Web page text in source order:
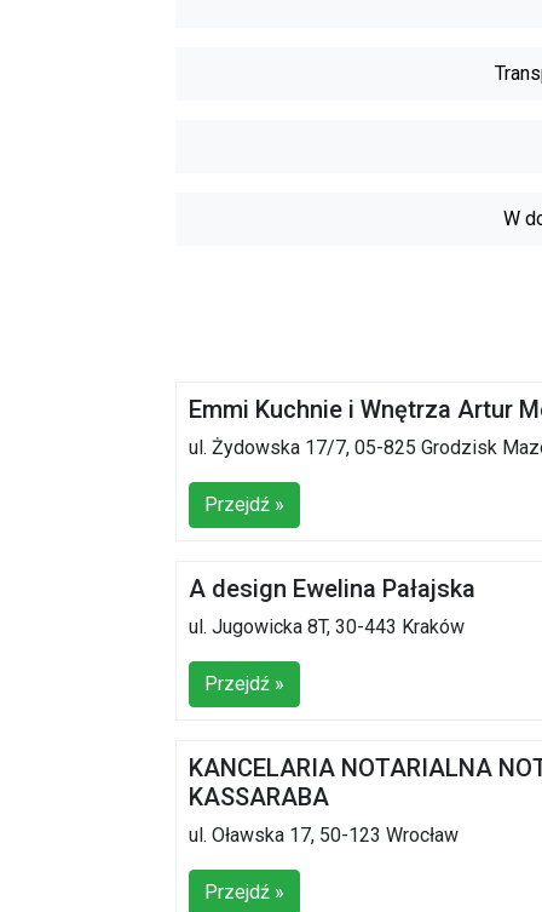
W
Emmi Kuchnie i Wnętrza Artur
ul. Żydowska 17/7, 05-825 Grodzisk
Przejdź »
A design Ewelina Pałajska
ul. Jugowicka 8T, 30-443 Kraków
Przejdź »
KANCELARIA NOTARIALNA
KASSARABA
ul. Oławska 17, 50-123 Wrocław
Przejdź »